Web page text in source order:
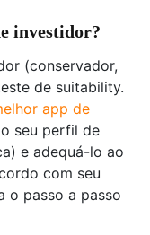
investidor?
(conservador,
de suitability.
app de
seu perfil de
e adequá-lo ao
com seu
o passo a passo